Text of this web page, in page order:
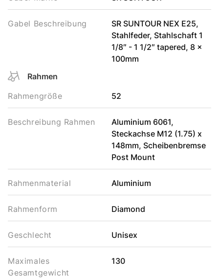
Gabel Beschreibung
SR SUNTOUR NEX E25,
Stahlfeder, Stahlschaft 1
1/8″ - 1 1/2″ tapered, 8 x
100mm
Rahmen
Rahmengröße
52
Beschreibung Rahmen
Aluminium 6061,
Steckachse M12 (1.75) x
148mm, Scheibenbremse
Post Mount
Rahmenmaterial Aluminium
Rahmenform Diamond
Geschlecht Unisex
Maximales
Gesamtgewicht
130